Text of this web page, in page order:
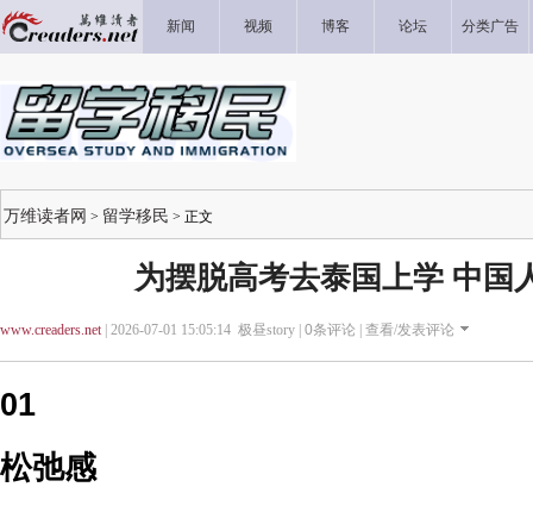
新闻 视频 博客 论坛 分类广告
万维读者网 > 留学移民 > 正文
为摆脱高考去泰国上学 中国
www.creaders.net| 2026-07-01 15:05:14 极昼story | 0条评论 | 查看/发表评论
01
松弛感